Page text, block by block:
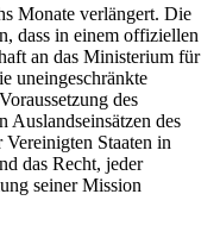
Monate verlängert. Die
dass in einem offiziellen
an das Ministerium für
uneingeschränkte
des
Auslandseinsätzen des
Staaten in
das Recht, jeder
seiner Mission